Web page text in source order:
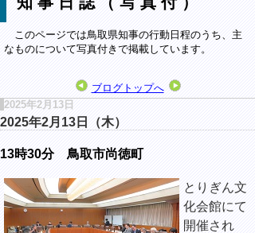
このページでは鳥取県知事の行動日程のうち、主
なものについて写真付きで掲載しています。
ブログトップへ
2025年2月13日
2025年2月13日（木）
13時30分 鳥取市尚徳町
とりぎん文
化会館にて
開催され